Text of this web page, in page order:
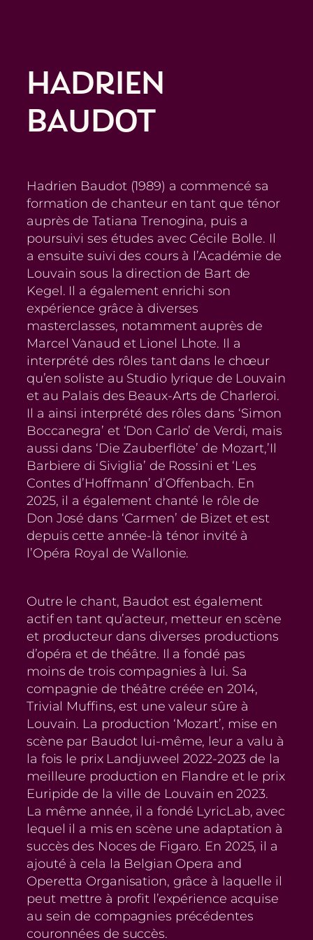
HADRIEN
BAUDOT
Hadrien Baudot (1989) a commencé sa
formation de chanteur en tant que ténor
auprès de Tatiana Trenogina, puis a
poursuivi ses études avec Cécile Bolle. Il
a ensuite suivi des cours à l’Académie de
Louvain sous la direction de Bart de
Kegel. Il a également enrichi son
expérience grâce à diverses
masterclasses, notamment auprès de
Marcel Vanaud et Lionel Lhote. Il a
interprété des rôles tant dans le chœur
qu’en soliste au Studio lyrique de Louvain
et au Palais des Beaux-Arts de Charleroi.
Il a ainsi interprété des rôles dans ‘Simon
Boccanegra’ et ‘Don Carlo’ de Verdi, mais
aussi dans ‘Die Zauberflöte’ de Mozart,’Il
Barbiere di Siviglia’ de Rossini et ‘Les
Contes d’Hoffmann’ d’Offenbach. En
2025, il a également chanté le rôle de
Don José dans ‘Carmen’ de Bizet et est
depuis cette année-là ténor invité à
l’Opéra Royal de Wallonie.
Outre le chant, Baudot est également
actif en tant qu’acteur, metteur en scène
et producteur dans diverses productions
d’opéra et de théâtre. Il a fondé pas
moins de trois compagnies à lui. Sa
compagnie de théâtre créée en 2014,
Trivial Muffins, est une valeur sûre à
Louvain. La production ‘Mozart’, mise en
scène par Baudot lui-même, leur a valu à
la fois le prix Landjuweel 2022-2023 de la
meilleure production en Flandre et le prix
Euripide de la ville de Louvain en 2023.
La même année, il a fondé LyricLab, avec
lequel il a mis en scène une adaptation à
succès des Noces de Figaro. En 2025, il a
ajouté à cela la Belgian Opera and
Operetta Organisation, grâce à laquelle il
peut mettre à profit l’expérience acquise
au sein de compagnies précédentes
couronnées de succès.